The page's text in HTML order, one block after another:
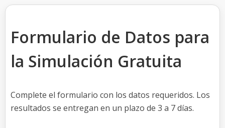
Formulario de Datos para
la Simulación Gratuita
Complete el formulario con los datos requeridos. Los
resultados se entregan en un plazo de 3 a 7 días.